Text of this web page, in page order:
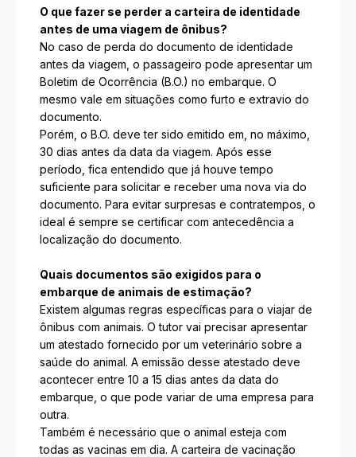
O que fazer se perder a carteira de identidade
antes de uma viagem de ônibus?
No caso de perda do documento de identidade
antes da viagem, o passageiro pode apresentar um
Boletim de Ocorrência (B.O.) no embarque. O
mesmo vale em situações como furto e extravio do
documento.
Porém, o B.O. deve ter sido emitido em, no máximo,
30 dias antes da data da viagem. Após esse
período, fica entendido que já houve tempo
suficiente para solicitar e receber uma nova via do
documento. Para evitar surpresas e contratempos, o
ideal é sempre se certificar com antecedência a
localização do documento.
Quais documentos são exigidos para o
embarque de animais de estimação?
Existem algumas regras específicas para o viajar de
ônibus com animais. O tutor vai precisar apresentar
um atestado fornecido por um veterinário sobre a
saúde do animal. A emissão desse atestado deve
acontecer entre 10 a 15 dias antes da data do
embarque, o que pode variar de uma empresa para
outra.
Também é necessário que o animal esteja com
todas as vacinas em dia. A carteira de vacinação